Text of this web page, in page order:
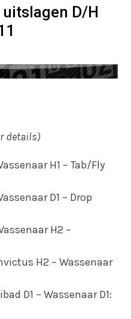
D/H
details)
H1 – Tab/Fly
D1 – Drop
H2 –
H2 – Wassenaar
D1 – Wassenaar D1: